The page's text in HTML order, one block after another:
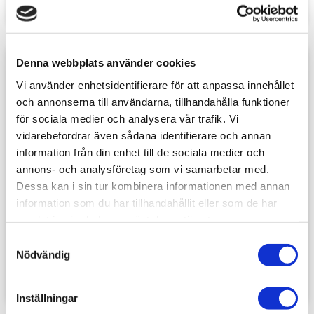
Denna webbplats använder cookies
Vi använder enhetsidentifierare för att anpassa innehållet
och annonserna till användarna, tillhandahålla funktioner
för sociala medier och analysera vår trafik. Vi
vidarebefordrar även sådana identifierare och annan
information från din enhet till de sociala medier och
annons- och analysföretag som vi samarbetar med.
Dessa kan i sin tur kombinera informationen med annan
information som du har tillhandahållit eller som de har
Nödvändig
Inställningar
3D printed set - Big
Spiders
69sek
Lägg till i favoriter
3D printed set -
Vampire Bats